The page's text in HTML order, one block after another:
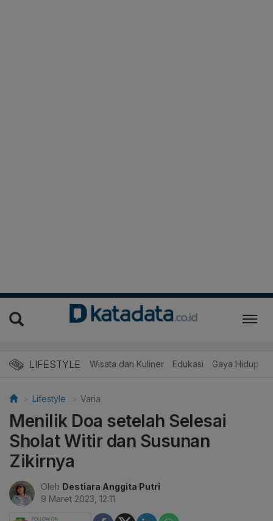
LIFESTYLE Wisata dan Kuliner Edukasi Gaya Hidup
Lifestyle Varia
Menilik Doa setelah Selesai
Sholat Witir dan Susunan
Zikirnya
Oleh Destiara Anggita Putri
9 Maret 2023, 12:11